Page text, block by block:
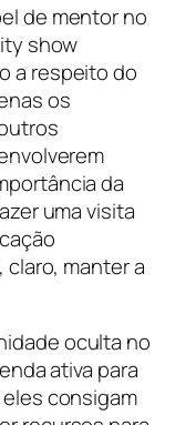
de mentor no
show
a respeito do
os
da
uma visita
manter a
oculta no
ativa para
consigam